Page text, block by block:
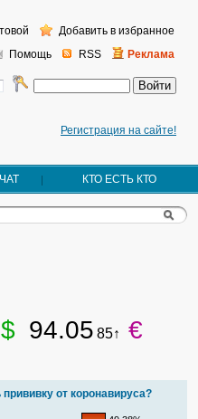
Регистрация на сайте!
Помощь RSS Реклама
Добавить в избранное
ЧАТ КТО ЕСТЬ КТО
$ 94.05 85↑ €
от коронавируса?